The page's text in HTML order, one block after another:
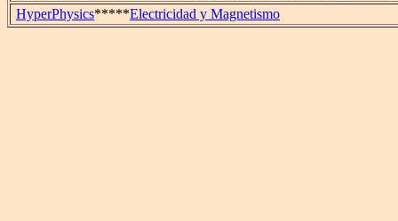
HyperPhysics*****Electricidad y Magnetismo